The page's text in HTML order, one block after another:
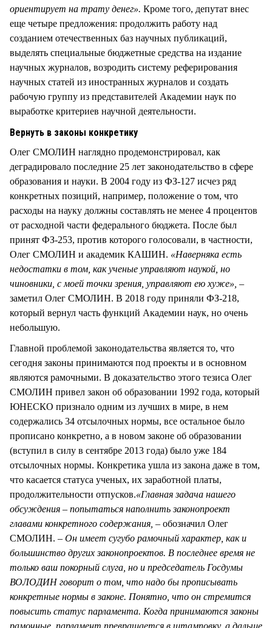
ориентирует на трату денег». Кроме того, депутат внес
еще четыре предложения: продолжить работу над
созданием отечественных баз научных публикаций,
выделять специальные бюджетные средства на издание
научных журналов, возродить систему реферирования
научных статей из иностранных журналов и создать
рабочую группу из представителей Академии наук по
выработке критериев научной деятельности.
Вернуть в законы конкретику
Олег СМОЛИН наглядно продемонстрировал, как
деградировало последние 25 лет законодательство в сфере
образования и науки. В 2004 году из ФЗ-127 исчез ряд
конкретных позиций, например, положение о том, что
расходы на науку должны составлять не менее 4 процентов
от расходной части федерального бюджета. После был
принят ФЗ-253, против которого голосовали, в частности,
Олег СМОЛИН и академик КАШИН. «Наверняка есть
недостатки в том, как ученые управляют наукой, но
чиновники, с моей точки зрения, управляют ею хуже», –
заметил Олег СМОЛИН. В 2018 году приняли ФЗ-218,
который вернул часть функций Академии наук, но очень
небольшую.
Главной проблемой законодательства является то, что
сегодня законы принимаются под проекты и в основном
являются рамочными. В доказательство этого тезиса Олег
СМОЛИН привел закон об образовании 1992 года, который
ЮНЕСКО признало одним из лучших в мире, в нем
содержались 34 отсылочных нормы, все остальное было
прописано конкретно, а в новом законе об образовании
(вступил в силу в сентябре 2013 года) было уже 184
отсылочных нормы. Конкретика ушла из закона даже в том,
что касается статуса ученых, их заработной платы,
продолжительности отпусков.«Главная задача нашего
обсуждения – попытаться наполнить законопроект
главами конкретного содержания, – обозначил Олег
СМОЛИН. – Он имеет сугубо рамочный характер, как и
большинство других законопроектов. В последнее время не
только ваш покорный слуга, но и председатель Госдумы
ВОЛОДИН говорит о том, что надо бы прописывать
конкретные нормы в законе. Понятно, что он стремится
повысить статус парламента. Когда принимаются законы
рамочные, парламент превращается в штамповку, а дальше